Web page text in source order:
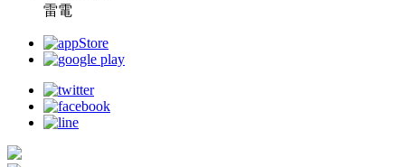
雷電